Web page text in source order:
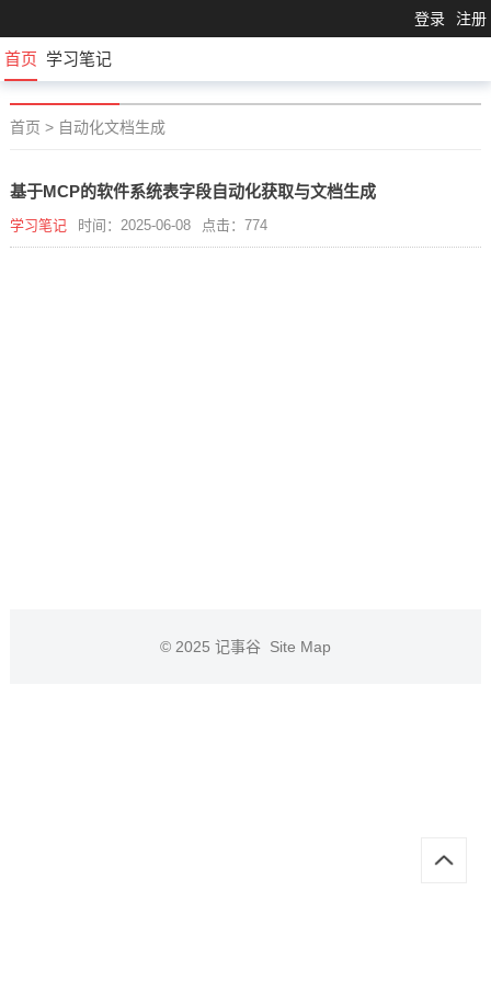
登录 注册
首页 学习笔记
首页 > 自动化文档生成
基于MCP的软件系统表字段自动化获取与文档生成
学习笔记 时间：2025-06-08 点击：774
© 2025 记事谷 Site Map